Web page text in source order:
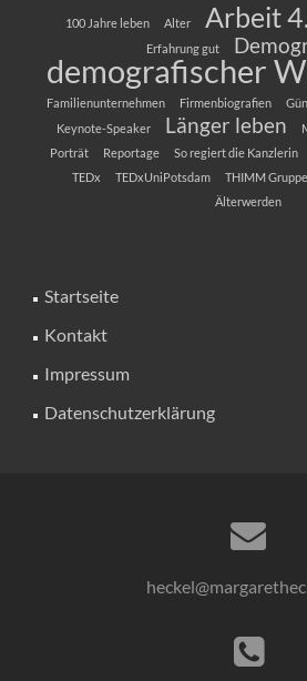
100 Jahre leben Alter Arbeit
Erfahrung gut
demografischer
Familienunternehmen
Firmenbiografien
Keynote-Speaker
Länger leben
Porträt
Reportage So regiert die Kanzlerin
TEDx
TEDxUniPotsdam THIMM Gruppe
Älterwerden
Startseite
Kontakt
Impressum
Datenschutzerklärung